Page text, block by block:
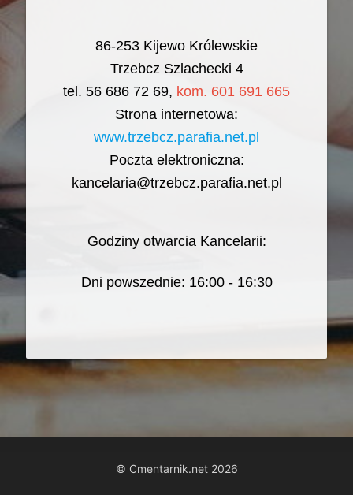
86-253 Kijewo Królewskie
Trzebcz Szlachecki 4
tel. 56 686 72 69, kom. 601 691 665
Strona internetowa:
www.trzebcz.parafia.net.pl
Poczta elektroniczna:
kancelaria@trzebcz.parafia.net.pl
Godziny otwarcia Kancelarii:
Dni powszednie: 16:00 - 16:30
© Cmentarnik.net 2026